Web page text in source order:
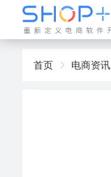
首页 电商资讯